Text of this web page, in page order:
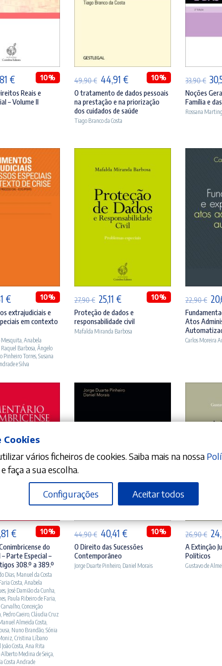
€O
preço
atual
10%
Reais e
– Volume II
49,90€ O
preço
original
era:
44,91 €O
preço
atual
10%
O tratamento de dados pessoais
na prestação e na priorização
dos cuidados de saúde
Tiago Branco da Costa
33,90€ O
era:
Noções
Família e
Rossana
€.
€O
preço
atual
é:
21,51 €.
10%
extrajudiciais e
em contexto
Mesquita,Anabela
Barbosa,Ângelo
Pinheiro Torres,Susana
e Silva
ADICIONAR
27,90€ O
preço
original
25,11 €O
preço
atual
10%
Proteção de dados e
responsabilidade civil
Mafalda Miranda Barbosa
22,90€ O
Atos
Carlos Moreira
€.
€O
preço
atual
é:
99,81 €.
10%
do
Parte Especial –
308.º a 389.º
Dias, Manuel da Costa
Costa,Anabela
, José Damião da Cunha,
, Paula Ribeiro de Faria,
,Conceição
, Pedro Caeiro,Cláudia Cruz
Almeida Costa,
, Nuno Brandão,Sónia
,Cristina Líbano
Costa,Ana Rita
Medina de Seiça,
Costa Andrade
ADICIONAR
44,90€ O
preço
original
40,41 €O
preço
10%
O Direito das Sucessões
Contemporâneo
Jorge Duarte Pinheiro, Daniel Morais
26,90€ O
A Extinção
Políticos
Gustavo de
Cookies
vários ficheiros de cookies. Saiba mais na nossa
e faça a sua escolha.
Configurações Aceitar todos